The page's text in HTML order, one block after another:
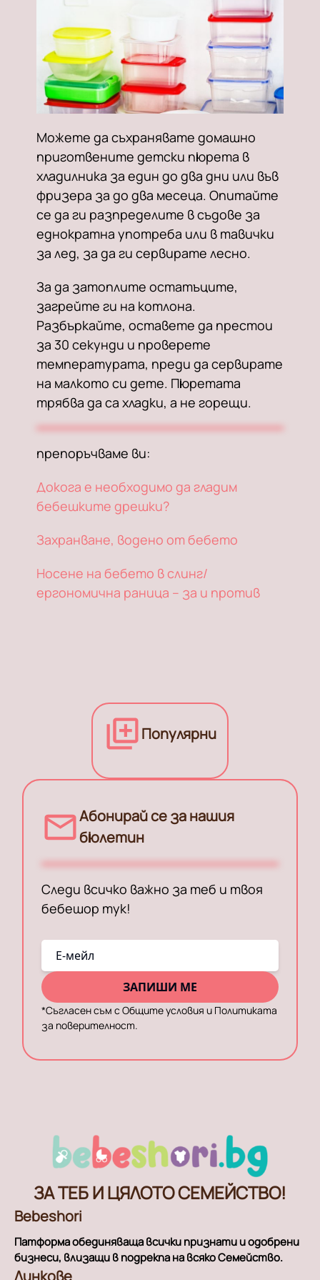
Можете да съхранявате домашно
приготвените детски пюрета в
хладилника за един до два дни или във
фризера за до два месеца. Опитайте
се да ги разпределите в съдове за
еднократна употреба или в тавички
за лед, за да ги сервирате лесно.
За да затоплите остатъците,
загрейте ги на котлона.
Разбъркайте, оставете да престои
за 30 секунди и проверете
температурата, преди да сервирате
на малкото си дете. Пюретата
трябва да са хладки, а не горещи.
препоръчваме ви:
Докога е необходимо да гладим
бебешките дрешки?
Захранване, водено от бебето
Носене на бебето в слинг/
ергономична раница – за и против
Популярни
Абонирай се за нашия
бюлетин
Следи всичко важно за теб и твоя
бебешор тук!
E-мейл
ЗАПИШИ МЕ
*Съгласен съм с Общите условия и Политиката
за поверителност.
ЗА ТЕБ И ЦЯЛОТО СЕМЕЙСТВО!
Bebeshori
Патформа обединяваща всички признати и одобрени
бизнеси, влизащи в подрекпа на всяко Семейство.